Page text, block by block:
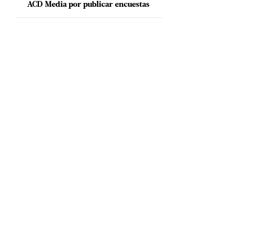
ACD Media por publicar encuestas